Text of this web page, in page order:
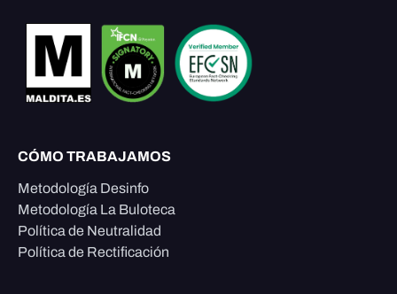
CÓMO TRABAJAMOS
Metodología Desinfo
Metodología La Buloteca
Política de Neutralidad
Política de Rectificación